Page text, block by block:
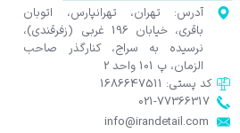
آدرس: تهران، تهرانپارس، اتوبان
باقری، خیابان 196 غربی (زفرقندی)،
نرسیده به سراج، کنارگذر صاحب
الزمان، پ 101 واحد 2
​​​​​​​info@irandetail.com
021-77366317​​​​​​​​​​​​​​​​​​​​​
کد پستی: 1686647511